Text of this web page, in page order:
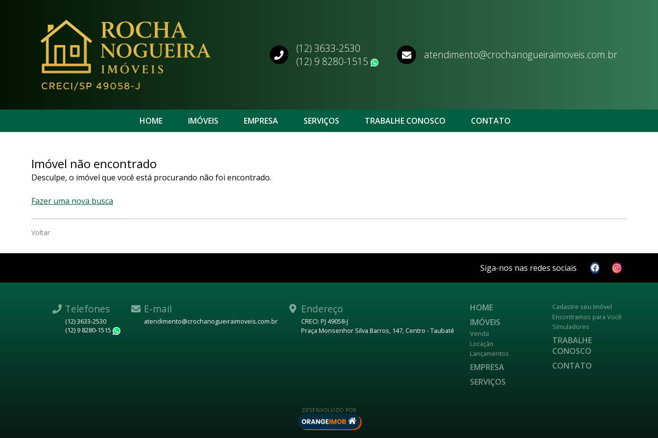
(12) 3633-2530
(12) 9 8280-1515
WhatsApp
atendimento@crochanogueiraimoveis.com.br
HOME IMÓVEIS EMPRESA SERVIÇOS TRABALHE CONOSCO CONTATO
Imóvel não encontrado
Desculpe, o imóvel que você está procurando não foi encontrado.
Fazer uma nova busca
Voltar
Siga-nos nas redes sociais
Telefones
(12) 3633-2530
(12) 9 8280-1515
E-mail
atendimento@crochanogueiraimoveis.com.br
Endereço
CRECI: PJ 49058-J
Praça Monsenhor Silva Barros, 147, Centro - Taubaté
HOME
IMÓVEIS
Venda
Locação
Lançamentos
EMPRESA
SERVIÇOS
Cadastre seu Imóvel
Encontramos para Você
Simuladores
TRABALHE
CONOSCO
CONTATO
DESENVOLVIDO POR